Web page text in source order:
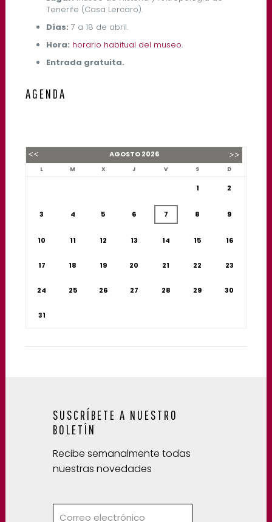
Tenerife (Casa Lercaro).
Días: 7 a 18 de abril.
Hora: horario habitual del museo.
Entrada gratuita.
AGENDA
AGOSTO2026
L M X J V S D
1 2
3 4 5 6 7 8 9
10 11 12 13 14 15 16
17 18 19 20 21 22 23
24 25 26 27 28 29 30
31
SUSCRÍBETE A NUESTRO
BOLETÍN
Recibe semanalmente todas
nuestras novedades